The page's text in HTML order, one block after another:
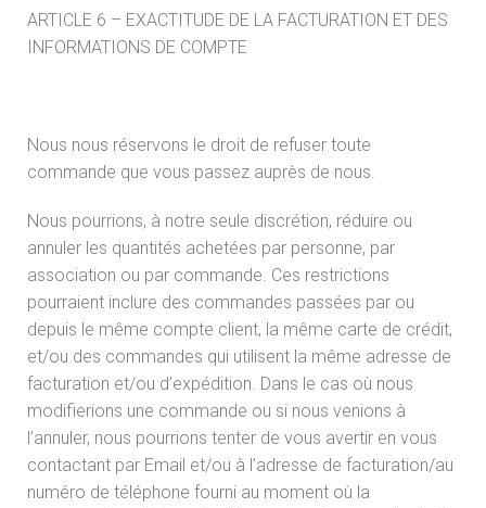
ARTICLE 6 – EXACTITUDE DE LA FACTURATION ET DES
INFORMATIONS DE COMPTE
Nous nous réservons le droit de refuser toute
commande que vous passez auprès de nous.
Nous pourrions, à notre seule discrétion, réduire ou
annuler les quantités achetées par personne, par
association ou par commande. Ces restrictions
pourraient inclure des commandes passées par ou
depuis le même compte client, la même carte de crédit,
et/ou des commandes qui utilisent la même adresse de
facturation et/ou d’expédition. Dans le cas où nous
modifierions une commande ou si nous venions à
l’annuler, nous pourrions tenter de vous avertir en vous
contactant par Email et/ou à l’adresse de facturation/au
numéro de téléphone fourni au moment où la